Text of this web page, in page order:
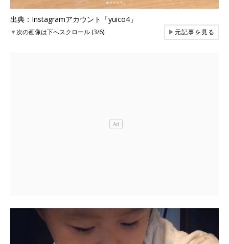
出典：Instagramアカウント「yuico4」
▼次の画像は下へスクロール (3/6) ▶元記事を見る